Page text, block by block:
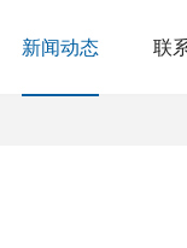
新闻动态 联